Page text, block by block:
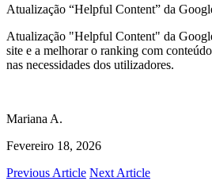
Atualização “Helpful Content” da
Atualização "Helpful Content" da
site e a melhorar o ranking com
nas necessidades dos utilizadores.
Mariana A.
Fevereiro 18, 2026
Previous Article Next Article